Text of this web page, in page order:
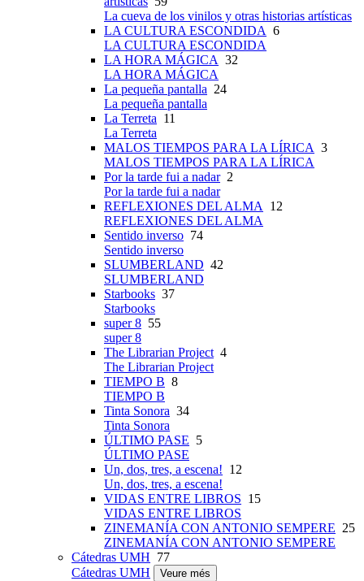
La cueva de los vinilos y otras historias artísticas
LA CULTURA ESCONDIDA 6
LA CULTURA ESCONDIDA
LA HORA MÁGICA 32
LA HORA MÁGICA
La pequeña pantalla 24
La pequeña pantalla
La Terreta 11
La Terreta
MALOS TIEMPOS PARA LA LÍRICA 3
MALOS TIEMPOS PARA LA LÍRICA
Por la tarde fui a nadar2
Por la tarde fui a nadar
REFLEXIONES DEL ALMA 12
REFLEXIONES DEL ALMA
Sentido inverso 74
Sentido inverso
SLUMBERLAND 42
SLUMBERLAND
Starbooks 37
Starbooks
super 8 55
super 8
The Librarian Project4
The Librarian Project
TIEMPO B 8
TIEMPO B
Tinta Sonora 34
Tinta Sonora
ÚLTIMO PASE 5
ÚLTIMO PASE
Un, dos, tres, a escena! 12
Un, dos, tres, a escena!
VIDAS ENTRE LIBROS 15
VIDAS ENTRE LIBROS
ZINEMANÍA CON ANTONIO SEMPERE 25
ZINEMANÍA CON ANTONIO SEMPERE
Cátedras UMH 77
Cátedras UMH
Veure més